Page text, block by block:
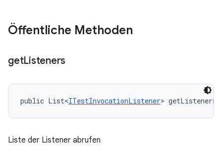
Öffentliche Methoden
getListeners
public List<ITestInvocationListener>
Liste der Listener abrufen